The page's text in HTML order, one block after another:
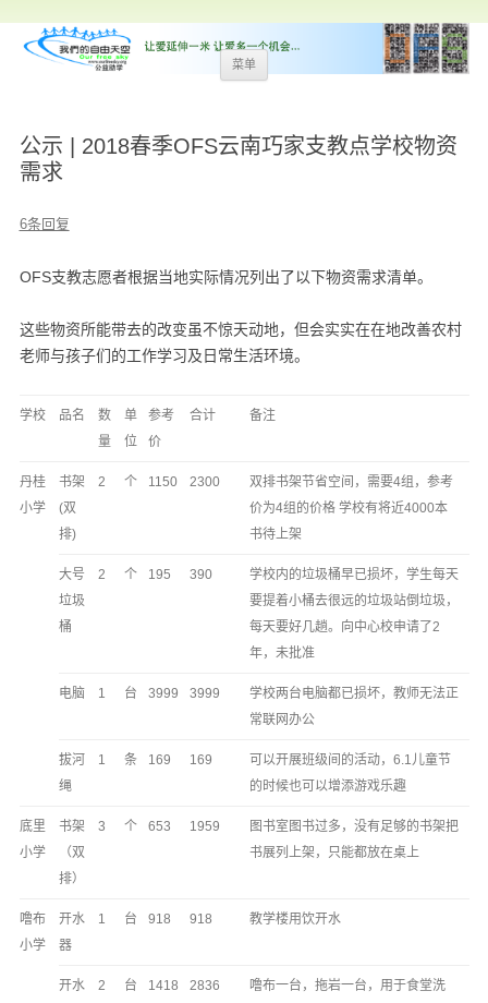
菜单
跳
至
公示 | 2018春季OFS云南巧家支教点学校物资
需求
6条回复
​OFS支教志愿者根据当地实际情况列出了以下物资需求清单。
这些物资所能带去的改变虽不惊天动地，但会实实在在地改善农村
老师与孩子们的工作学习及日常生活环境。
学校 品名
数
量
单
位
参考
价
合计 备注
丹桂
小学
书架
(双
排)
2 个 1150 2300
双排书架节省空间，需要4组，参考
价为4组的价格 学校有将近4000本
书待上架
大号
垃圾
桶
2 个 195 390
学校内的垃圾桶早已损坏，学生每天
要提着小桶去很远的垃圾站倒垃圾，
每天要好几趟。向中心校申请了2
年，未批准
电脑 1 台 3999 3999
学校两台电脑都已损坏，教师无法正
常联网办公
拔河
绳
1 条 169 169
可以开展班级间的活动，6.1儿童节
的时候也可以增添游戏乐趣
底里
小学
书架
（双
排）
3 个 653 1959
图书室图书过多，没有足够的书架把
书展列上架，只能都放在桌上
噜布
小学
开水
器
1 台 918 918 教学楼用饮开水
开水
2 台 1418 2836
噜布一台，拖岩一台，用于食堂洗